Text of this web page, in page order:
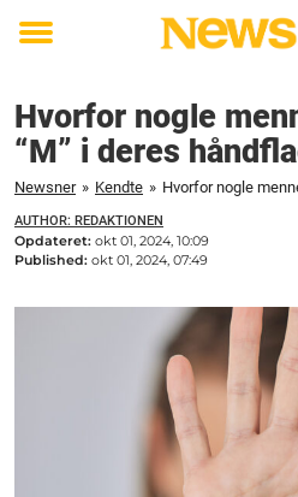
Toggle
Hvorfor nogle
“M” i deres
Newsner » Kendte » Hvorfor nogle
AUTHOR: REDAKTIONEN
Opdateret: okt 01, 2024, 10:09
Published: okt 01, 2024, 07:49